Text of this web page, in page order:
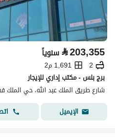
⃁203,355 سنوياً
2
1,691 م2
برج بلس - مكتب إداري للإيجار
شارع طريق الملك عبد الله، حي الملك
الإيميل